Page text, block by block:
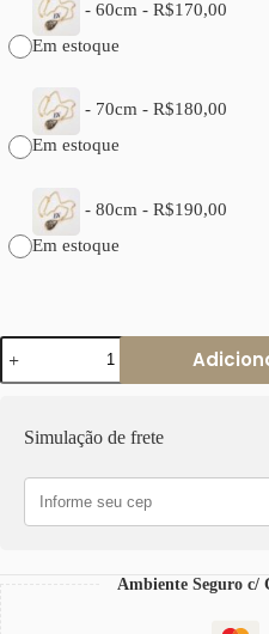
- 60cm - R$170,00
Em estoque
- 70cm - R$180,00
Em estoque
- 80cm - R$190,00
Em estoque
Colar
Tibetano
Gota
com
Cerâmica
Simulação de frete
Ambiente Seguro c/